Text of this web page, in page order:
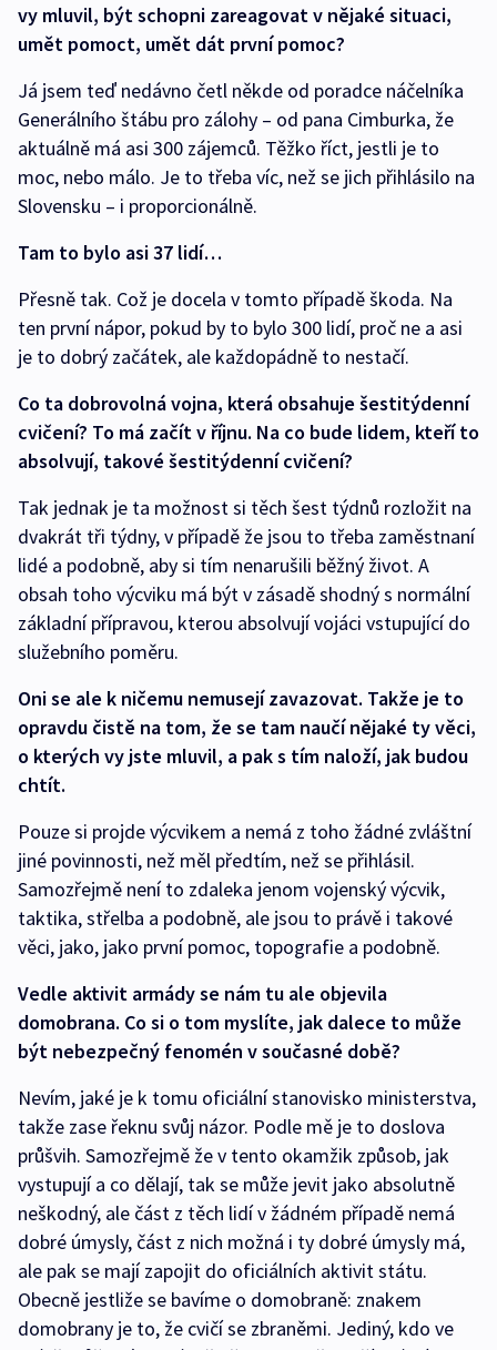
vy mluvil, být schopni zareagovat v nějaké situaci,
umět pomoct, umět dát první pomoc?
Já jsem teď nedávno četl někde od poradce náčelníka
Generálního štábu pro zálohy – od pana Cimburka, že
aktuálně má asi 300 zájemců. Těžko říct, jestli je to
moc, nebo málo. Je to třeba víc, než se jich přihlásilo na
Slovensku – i proporcionálně.
Tam to bylo asi 37 lidí…
Přesně tak. Což je docela v tomto případě škoda. Na
ten první nápor, pokud by to bylo 300 lidí, proč ne a asi
je to dobrý začátek, ale každopádně to nestačí.
Co ta dobrovolná vojna, která obsahuje šestitýdenní
cvičení? To má začít v říjnu. Na co bude lidem, kteří to
absolvují, takové šestitýdenní cvičení?
Tak jednak je ta možnost si těch šest týdnů rozložit na
dvakrát tři týdny, v případě že jsou to třeba zaměstnaní
lidé a podobně, aby si tím nenarušili běžný život. A
obsah toho výcviku má být v zásadě shodný s normální
základní přípravou, kterou absolvují vojáci vstupující do
služebního poměru.
Oni se ale k ničemu nemusejí zavazovat. Takže je to
opravdu čistě na tom, že se tam naučí nějaké ty věci,
o kterých vy jste mluvil, a pak s tím naloží, jak budou
chtít.
Pouze si projde výcvikem a nemá z toho žádné zvláštní
jiné povinnosti, než měl předtím, než se přihlásil.
Samozřejmě není to zdaleka jenom vojenský výcvik,
taktika, střelba a podobně, ale jsou to právě i takové
věci, jako, jako první pomoc, topografie a podobně.
Vedle aktivit armády se nám tu ale objevila
domobrana. Co si o tom myslíte, jak dalece to může
být nebezpečný fenomén v současné době?
Nevím, jaké je k tomu oficiální stanovisko ministerstva,
takže zase řeknu svůj názor. Podle mě je to doslova
průšvih. Samozřejmě že v tento okamžik způsob, jak
vystupují a co dělají, tak se může jevit jako absolutně
neškodný, ale část z těch lidí v žádném případě nemá
dobré úmysly, část z nich možná i ty dobré úmysly má,
ale pak se mají zapojit do oficiálních aktivit státu.
Obecně jestliže se bavíme o domobraně: znakem
domobrany je to, že cvičí se zbraněmi. Jediný, kdo ve